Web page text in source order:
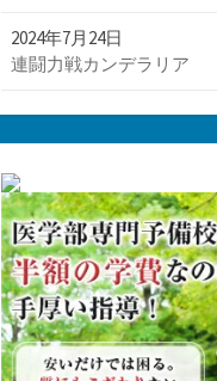
2024年7月24日
連闘力戦カンデラリア